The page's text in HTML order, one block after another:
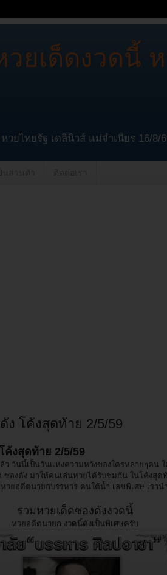
วยเด็ดงวดนี้
วยไทยรัฐ เดลินิวส์ แม่จำเนียร 16/8/
ง โค้งสุดท้าย 2/5/59
ค้งสุดท้าย 2/5/59
ว วันนี้เป็นวันแห่งความหวังของใครหลายๆคน
ซองดัง มาให้คนเล่นหวยได้รับชมกัน ในโค้งสุด
ยอดีตนายกบรรหาร คนใต้น้ำ เลขพิเศษ เราน
รวมหวยเด็ดซองดังงวดนี้
หวยอดีตนายก งวดนี้ดังเป็นพิเศษครับ